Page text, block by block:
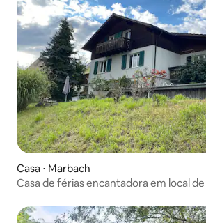
Casa ⋅ Marbach
Casa de férias encantadora em local